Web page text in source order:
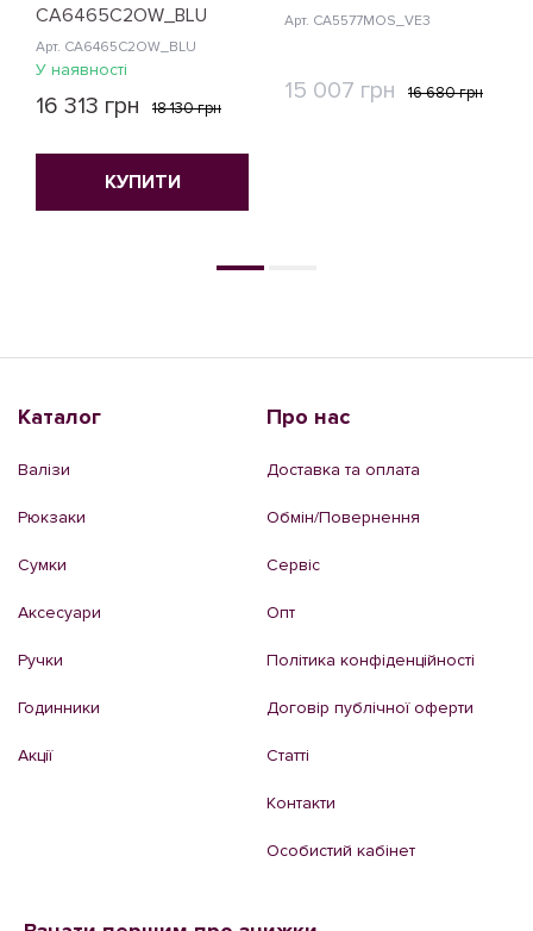
CA6465C2OW_BLU
Арт. CA6465C2OW_BLU
У наявності
16 313 грн 18 130 грн
КУПИТИ
Арт. CA5577MOS_VE3
15 007 грн 16 680 грн
Каталог
Валізи
Рюкзаки
Сумки
Аксесуари
Ручки
Годинники
Акції
Про нас
Доставка та оплата
Обмін/Повернення
Сервіс
Опт
Політика конфіденційності
Договір публічної оферти
Статті
Контакти
Особистий кабінет